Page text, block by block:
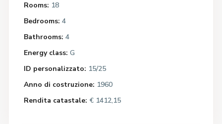
Rooms: 18
Bedrooms: 4
Bathrooms: 4
Energy class: G
ID personalizzato: 15/25
Anno di costruzione: 1960
Rendita catastale: € 1412,15